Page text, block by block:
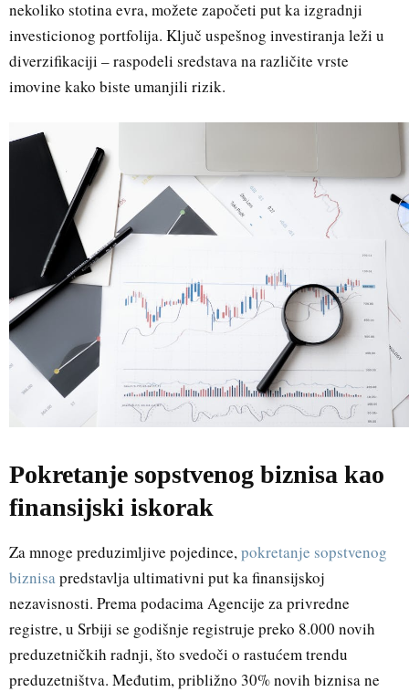
nekoliko stotina evra, možete započeti put ka izgradnji
investicionog portfolija. Ključ uspešnog investiranja leži u
diverzifikaciji – raspodeli sredstava na različite vrste
imovine kako biste umanjili rizik.
Pokretanje sopstvenog biznisa kao
finansijski iskorak
Za mnoge preduzimljive pojedince,pokretanje sopstvenog
biznisapredstavlja ultimativni put ka finansijskoj
nezavisnosti. Prema podacima Agencije za privredne
registre, u Srbiji se godišnje registruje preko 8.000 novih
preduzetničkih radnji, što svedoči o rastućem trendu
preduzetništva. Međutim, približno 30% novih biznisa ne